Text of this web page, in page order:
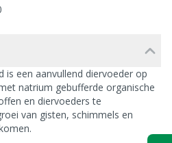
is een aanvullend diervoeder op
natrium gebufferde organische
en diervoeders te
van gisten, schimmels en